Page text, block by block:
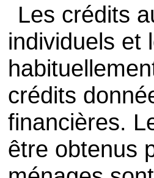
Les crédits
individuels et
crédits
financières.
être obtenus